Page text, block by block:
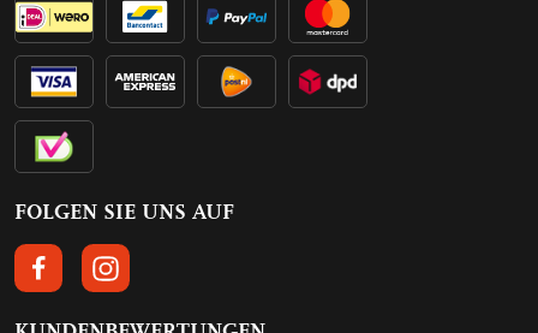
FOLGEN SIE UNS AUF
FOLGEN SIE UNS AUF FACEBOOK
FOLGEN SIE UNS AUF INSTAGRAM